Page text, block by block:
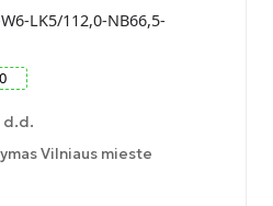
LK5/112,0-NB66,5-
d.d.
Vilniaus mieste